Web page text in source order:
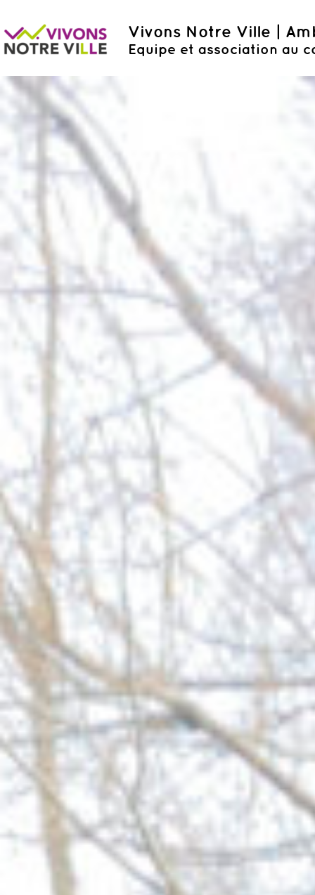
Vivons Notre Ville |
Equipe et association au